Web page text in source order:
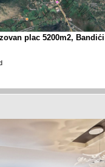
plac 5200m2,